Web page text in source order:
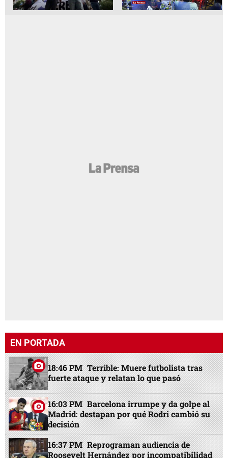
EN PORTADA
18:46 PM Terrible: Muere futbolista tras
fuerte ataque y relatan lo que pasó
16:03 PM Barcelona irrumpe y da golpe al
Madrid: destapan por qué Rodri cambió su
decisión
16:37 PM Reprograman audiencia de
Roosevelt Hernández por incompatibilidad